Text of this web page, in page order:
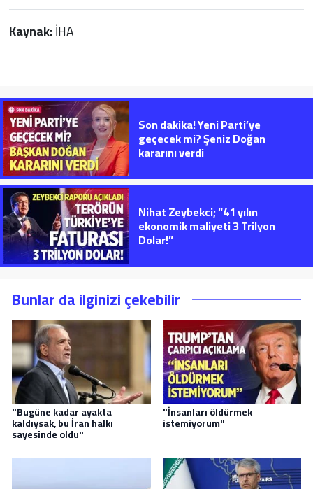
Kaynak:İHA
Son dakika! Yeni Parti’ye
geçecek mi? Şeniz Doğan
kararını verdi
Nihat Zeybekci; “41 yılın
ekonomik maliyeti 3 Trilyon
Dolar!”
Bunlar da ilginizi çekebilir
"Bugüne kadar ayakta
kaldıysak, bu İran halkı
sayesinde oldu"
"İnsanları öldürmek
istemiyorum"